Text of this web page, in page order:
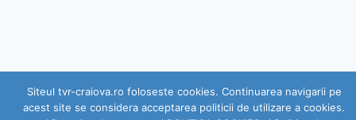
Siteul tvr-craiova.ro foloseste cookies. Continuarea navigarii pe
acest site se considera acceptarea politicii de utilizare a cookies.